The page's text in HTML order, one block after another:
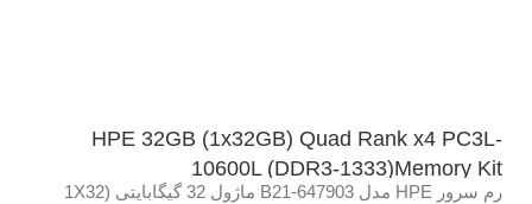
HPE 32GB (1x32GB) Quad Rank x4 PC3L-
10600L (DDR3-1333)Memory Kit
رم سرور HPE مدل 647903-B21 ماژول 32 گیگابایتی (1X32